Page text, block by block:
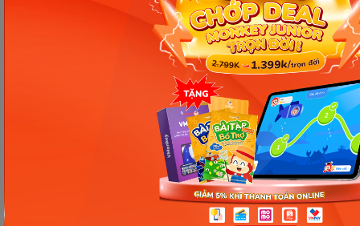
dạ dày. Vì vậy, tốt nhất các mẹ chỉ nên ăn hoặc
uống nước lựu sau khi ăn bữa chính khoảng 1